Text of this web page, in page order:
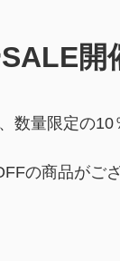
開
数量限定の10
の商品がご